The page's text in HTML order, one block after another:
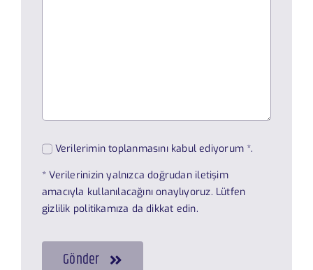
Verilerimin toplanmasını kabul ediyorum *.
* Verilerinizin yalnızca doğrudan iletişim
amacıyla kullanılacağını onaylıyoruz. Lütfen
gizlilik politikamıza da dikkat edin.
Gönder